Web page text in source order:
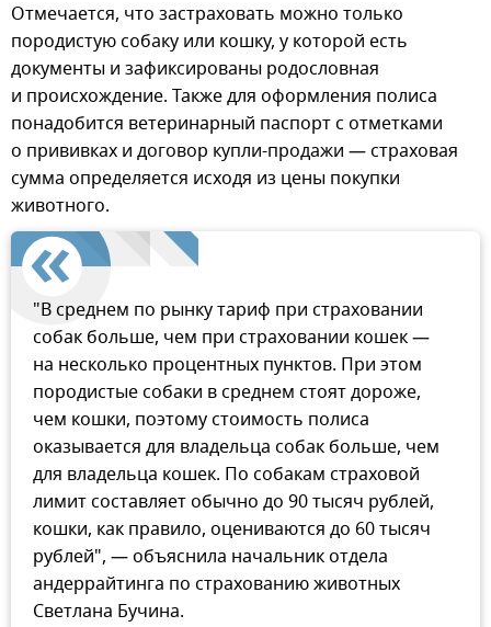
Отмечается, что застраховать можно только
породистую собаку или кошку, у которой есть
документы и зафиксированы родословная
и происхождение. Также для оформления полиса
понадобится ветеринарный паспорт с отметками
о прививках и договор купли-продажи — страховая
сумма определяется исходя из цены покупки
животного.
"В среднем по рынку тариф при страховании
собак больше, чем при страховании кошек —
на несколько процентных пунктов. При этом
породистые собаки в среднем стоят дороже,
чем кошки, поэтому стоимость полиса
оказывается для владельца собак больше, чем
для владельца кошек. По собакам страховой
лимит составляет обычно до 90 тысяч рублей,
кошки, как правило, оцениваются до 60 тысяч
рублей", — объяснила начальник отдела
андеррайтинга по страхованию животных
Светлана Бучина.